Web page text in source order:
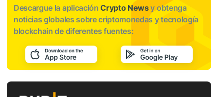
Descargue la aplicaciónCrypto Newsy obtenga
noticias globales sobre criptomonedas y tecnología
blockchain de diferentes fuentes: